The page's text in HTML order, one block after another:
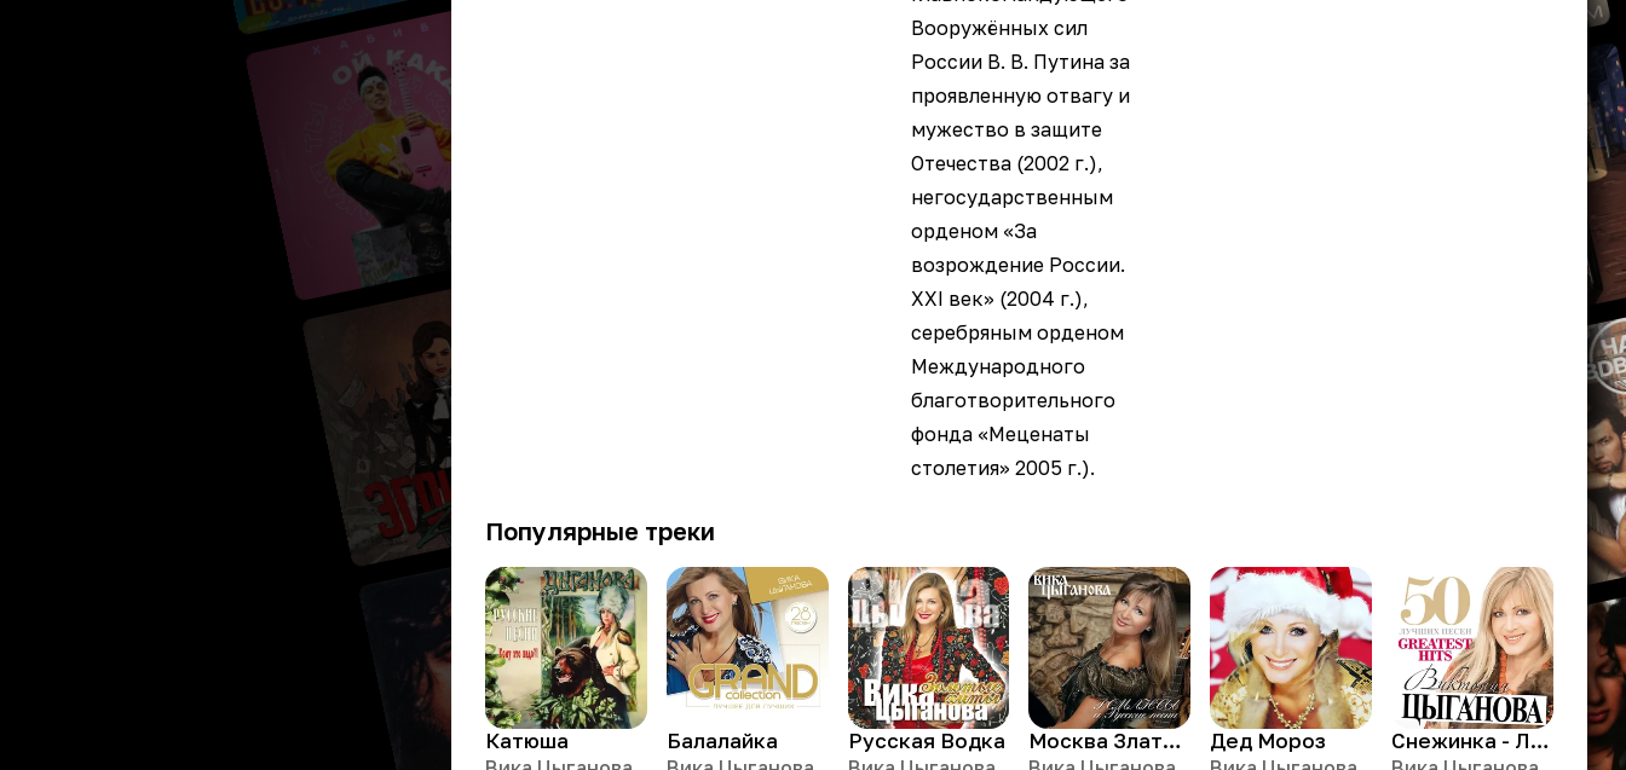
Вооружённых сил
России В. В. Путина за
проявленную отвагу и
мужество в защите
Отечества (2002 г.),
негосударственным
орденом «За
возрождение России.
XXI век» (2004 г.),
серебряным орденом
Международного
благотворительного
фонда «Меценаты
столетия» 2005 г.).
Популярные треки
Катюша Балалайка Русская Водка Москва Златоглавая Дед Мороз Снежинка - Любовь